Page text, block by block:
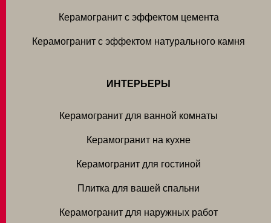
Керамогранит с эффектом цемента
Керамогранит с эффектом натурального камня
ИНТЕРЬЕРЫ
Керамогранит для ванной комнаты
Керамогранит на кухне
Керамогранит для гостиной
Плитка для вашей спальни
Керамогранит для наружных работ